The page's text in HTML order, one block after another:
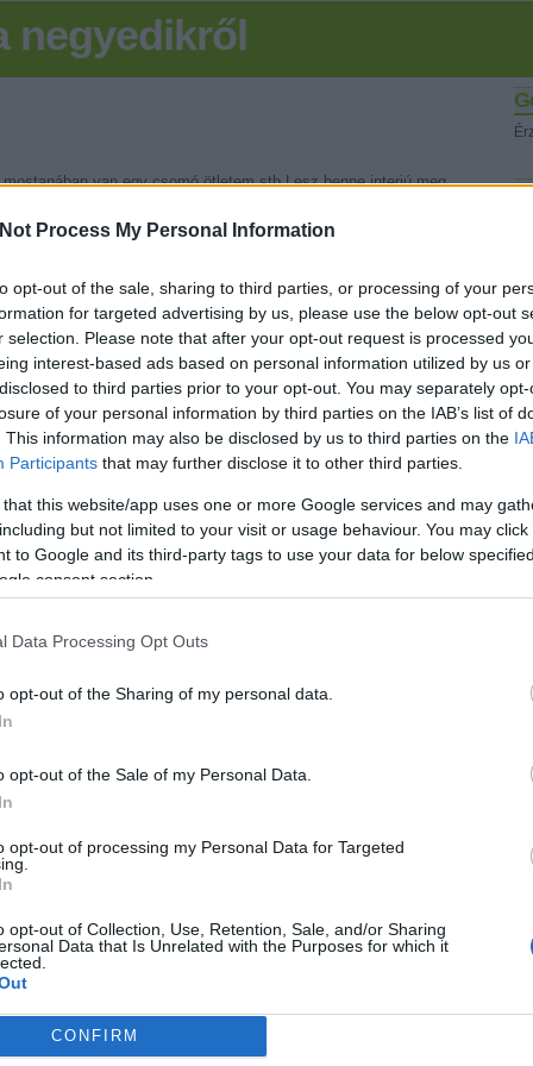
Process My Personal Information
opt-out of the sale, sharing to third parties, or processing of your
for targeted advertising by us, please use the below opt-out
selection. Please note that after your opt-out request is processed
interest-based ads based on personal information utilized by us
to third parties prior to your opt-out. You may separately
of your personal information by third parties on the IAB’s list of
This information may also be disclosed by us to third parties on the
Participants that may further disclose it to other third parties.
that this website/app uses one or more Google services and may
but not limited to your visit or usage behaviour. You may
to Google and its third-party tags to use your data for below
consent section.
Data Processing Opt Outs
opt-out of the Sharing of my personal data.
opt-out of the Sale of my Personal Data.
opt-out of processing my Personal Data for Targeted
opt-out of Collection, Use, Retention, Sale, and/or Sharing
Data that Is Unrelated with the Purposes for which it
consents
CONFIRM
negyedikről
van egy csomó ötletem stb.Lesz benne interjú meg
a
Interjú Benjivel
id/1332276
Részletek a
Felhasználási feltételekben és az adatvédelmi tájékoztatóban
Válasz erre